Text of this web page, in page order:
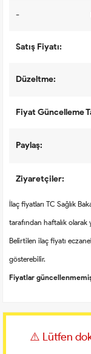
-
Satış Fiyatı:
Düzeltme:
Fiyat Güncelleme
Paylaş:
Ziyaretçiler:
İlaç fiyatları TC Sağlık
tarafından haftalık olarak
Belirtilen ilaç fiyatı
gösterebilir.
Fiyatlar
⚠️ Lütfen